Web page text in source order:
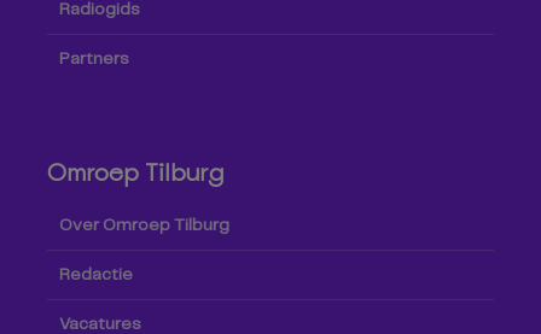
Radiogids
Partners
Omroep Tilburg
Over Omroep Tilburg
Redactie
Vacatures